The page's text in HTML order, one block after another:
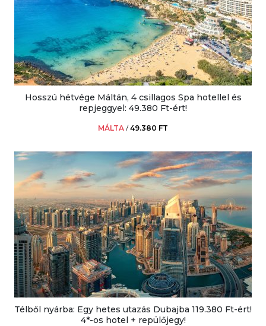
Hosszú hétvége Máltán, 4 csillagos Spa hotellel és
repjeggyel: 49.380 Ft-ért!
MÁLTA /49.380 FT
Télből nyárba: Egy hetes utazás Dubajba 119.380 Ft-ért!
4*-os hotel + repülőjegy!